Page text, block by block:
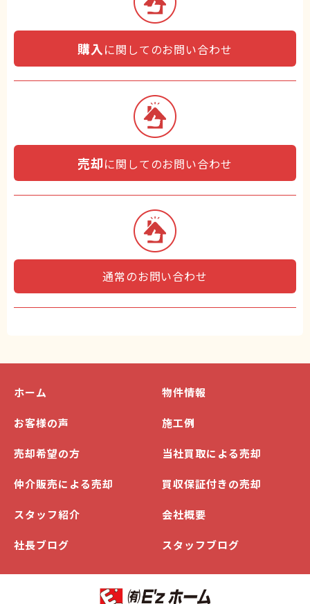
購入 に関してのお問い合わせ
売却に関してのお問い合わせ
通常のお問い合わせ
ホーム 物件情報
お客様の声 施工例
売却希望の方 当社買取による売却
仲介販売による売却 買収保証付きの売却
スタッフ紹介 会社概要
社長ブログ スタッフブログ